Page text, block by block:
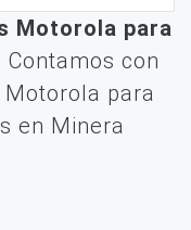
Motorola para
Contamos con
para
en Minera